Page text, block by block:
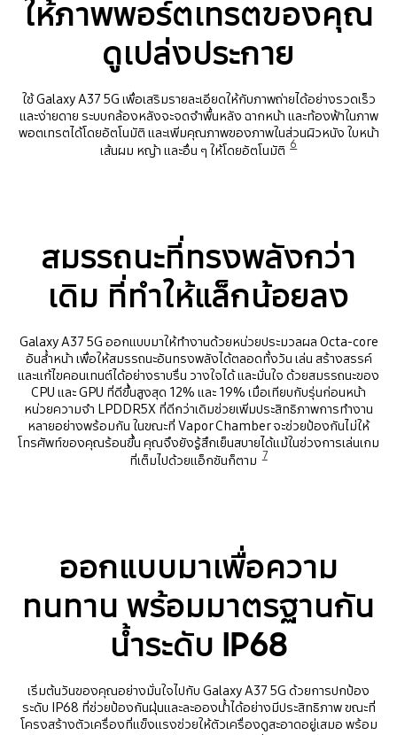
ให้ภาพพอร์ตเทรตของคุณ
ดูเปล่งประกาย
ใช้ Galaxy A37 5G เพื่อเสริมรายละเอียดให้กับภาพถ่ายได้อย่างรวดเร็ว
และง่ายดาย ระบบกล้องหลังจะจดจำพื้นหลัง ฉากหน้า และท้องฟ้าในภาพ
พอตเทรตได้โดยอัตโนมัติ และเพิ่มคุณภาพของภาพในส่วนผิวหนัง ใบหน้า
เส้นผม หญ้า และอื่น ๆ ให้โดยอัตโนมัติ 6
สมรรถนะที่ทรงพลังกว่า
เดิม ที่ทำให้แล็กน้อยลง
Galaxy A37 5G ออกแบบมาให้ทำงานด้วยหน่วยประมวลผล Octa-core
อันล้ำหน้า เพื่อให้สมรรถนะอันทรงพลังได้ตลอดทั้งวัน เล่น สร้างสรรค์
และแก้ไขคอนเทนต์ได้อย่างราบรื่น วางใจได้ และมั่นใจ ด้วยสมรรถนะของ
CPU และ GPU ที่ดีขึ้นสูงสุด 12% และ 19% เมื่อเทียบกับรุ่นก่อนหน้า
หน่วยความจำ LPDDR5X ที่ดีกว่าเดิมช่วยเพิ่มประสิทธิภาพการทำงาน
หลายอย่างพร้อมกัน ในขณะที่ Vapor Chamber จะช่วยป้องกันไม่ให้
โทรศัพท์ของคุณร้อนขึ้น คุณจึงยังรู้สึกเย็นสบายได้แม้ในช่วงการเล่นเกม
ที่เต็มไปด้วยแอ็กชันก็ตาม 7
ออกแบบมาเพื่อความ
ทนทาน พร้อมมาตรฐานกัน
น้ำระดับ IP68
เริ่มต้นวันของคุณอย่างมั่นใจไปกับ Galaxy A37 5G ด้วยการปกป้อง
ระดับ IP68 ที่ช่วยป้องกันฝุ่นและละอองน้ำได้อย่างมีประสิทธิภาพ ขณะที่
โครงสร้างตัวเครื่องที่แข็งแรงช่วยให้ตัวเครื่องดูสะอาดอยู่เสมอ พร้อม